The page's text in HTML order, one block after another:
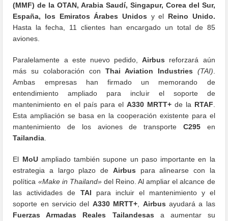
(MMF) de la OTAN, Arabia Saudí, Singapur, Corea del Sur,
España, los Emiratos Árabes Unidos y el Reino Unido.
Hasta la fecha, 11 clientes han encargado un total de 85
aviones.
Paralelamente a este nuevo pedido,Airbus reforzará aún
más su colaboración con Thai Aviation Industries (TAI)
Ambas empresas han firmado un memorando de
entendimiento ampliado para incluir el soporte de
mantenimiento en el país para el A330 MRTT+de la RTAF
Esta ampliación se basa en la cooperación existente para el
mantenimiento de los aviones de transporte C295en
Tailandia
El MoUampliado también supone un paso importante en la
estrategia a largo plazo de Airbus para alinearse con la
política «Make in Thailand»del Reino. Al ampliar el alcance de
las actividades de TAI para incluir el mantenimiento y el
soporte en servicio del A330 MRTT+ Airbus ayudará a las
Fuerzas Armadas Reales Tailandesas a aumentar su